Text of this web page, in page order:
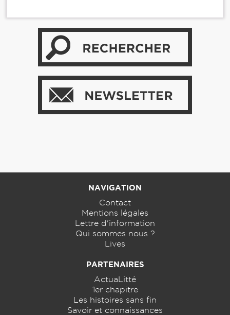
NAVIGATION
Contact
Mentions légales
Lettre d'information
Qui sommes nous ?
Lives
PARTENAIRES
ActuaLitté
1er chapitre
Les histoires sans fin
Savoir et connaissances